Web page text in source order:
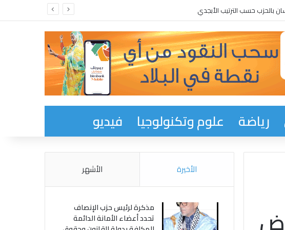
بالحزب حسب الترتيب الأبجدي
رياضة علوم وتكنولوجيا فيديو
الأخيرة الأشهر
مذكرة لرئيس حزب الإنصاف
تحدد أعضاء الأمانة الدائمة